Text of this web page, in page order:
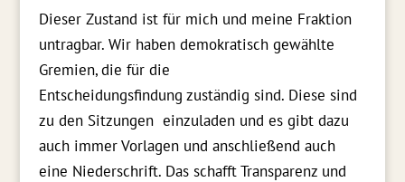
Dieser Zustand ist für mich und meine Fraktion
untragbar. Wir haben demokratisch gewählte
Gremien, die für die
Entscheidungsfindung zuständig sind. Diese sind
zu den Sitzungen einzuladen und es gibt dazu
auch immer Vorlagen und anschließend auch
eine Niederschrift. Das schafft Transparenz und